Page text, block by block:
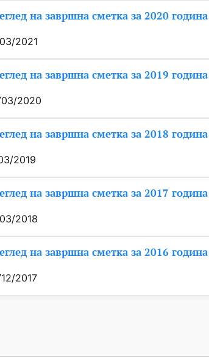
на завршна сметка за 2020 година
2021
на завршна сметка за 2019 година
2020
на завршна сметка за 2018 година
2019
на завршна сметка за 2017 година
2018
на завршна сметка за 2016 година
2017